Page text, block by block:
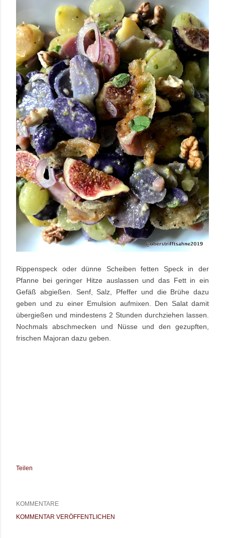
Rippenspeck oder dünne Scheiben fetten Speck in der
Pfanne bei geringer Hitze auslassen und das Fett in ein
Gefäß abgießen. Senf, Salz, Pfeffer und die Brühe dazu
geben und zu einer Emulsion aufmixen. Den Salat damit
übergießen und mindestens 2 Stunden durchziehen lassen.
Nochmals abschmecken und Nüsse und den gezupften,
frischen Majoran dazu geben.
Teilen
KOMMENTARE
KOMMENTAR VERÖFFENTLICHEN